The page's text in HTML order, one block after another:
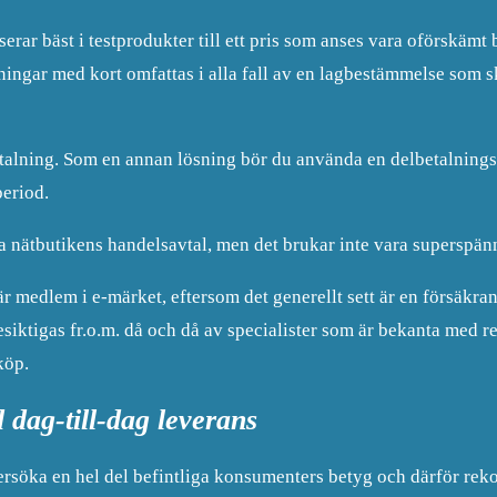
bäst i testprodukter till ett pris som anses vara oförskämt
med kort omfattas i alla fall av en lagbestämmelse som
Som en annan lösning bör du använda en
handelsavtal, men det brukar inte vara
i e-märket, eftersom det generellt sett är en
fr.o.m. då och då av specialister som är bekanta med
dag-till-dag leverans
en hel del befintliga konsumenters betyg och därför